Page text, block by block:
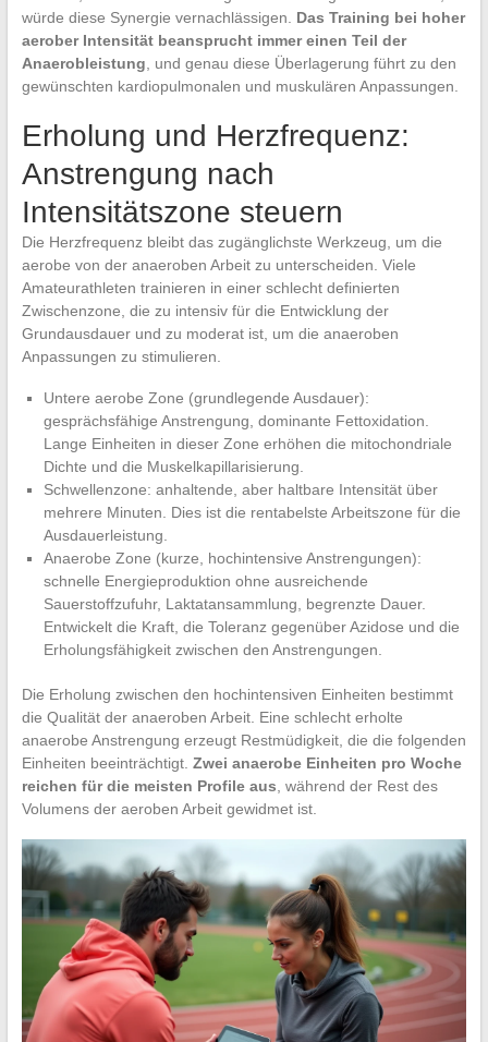
würde diese Synergie vernachlässigen. Das Training bei hoher
aerober Intensität beansprucht immer einen Teil der
Anaerobleistung , und genau diese Überlagerung führt zu den
gewünschten kardiopulmonalen und muskulären Anpassungen.
Erholung und Herzfrequenz:
Anstrengung nach
Intensitätszone steuern
Die Herzfrequenz bleibt das zugänglichste Werkzeug, um die
aerobe von der anaeroben Arbeit zu unterscheiden. Viele
Amateurathleten trainieren in einer schlecht definierten
Zwischenzone, die zu intensiv für die Entwicklung der
Grundausdauer und zu moderat ist, um die anaeroben
Anpassungen zu stimulieren.
Untere aerobe Zone (grundlegende Ausdauer):
gesprächsfähige Anstrengung, dominante Fettoxidation.
Lange Einheiten in dieser Zone erhöhen die mitochondriale
Dichte und die Muskelkapillarisierung.
Schwellenzone: anhaltende, aber haltbare Intensität über
mehrere Minuten. Dies ist die rentabelste Arbeitszone für die
Ausdauerleistung.
Anaerobe Zone (kurze, hochintensive Anstrengungen):
schnelle Energieproduktion ohne ausreichende
Sauerstoffzufuhr, Laktatansammlung, begrenzte Dauer.
Entwickelt die Kraft, die Toleranz gegenüber Azidose und die
Erholungsfähigkeit zwischen den Anstrengungen.
Die Erholung zwischen den hochintensiven Einheiten bestimmt
die Qualität der anaeroben Arbeit. Eine schlecht erholte
anaerobe Anstrengung erzeugt Restmüdigkeit, die die folgenden
Einheiten beeinträchtigt. Zwei anaerobe Einheiten pro Woche
reichen für die meisten Profile aus , während der Rest des
Volumens der aeroben Arbeit gewidmet ist.